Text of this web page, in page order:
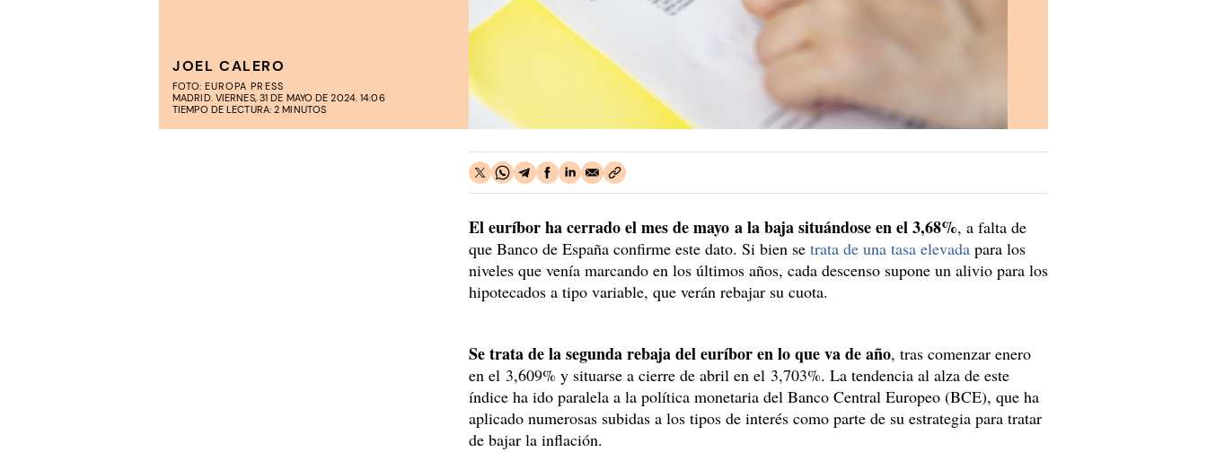
JOEL CALERO
FOTO: EUROPA PRESS
MADRID. VIERNES, 31 DE MAYO DE 2024. 14:06
TIEMPO DE LECTURA: 2 MINUTOS
El euríbor ha cerrado el mes de mayo a la baja situándose en el 3,68%, a falta de
que Banco de España confirme este dato. Si bien se trata de una tasa elevada para los
niveles que venía marcando en los últimos años, cada descenso supone un alivio para los
hipotecados a tipo variable, que verán rebajar su cuota.
Se trata de la segunda rebaja del euríbor en lo que va de año, tras comenzar enero
en el 3,609% y situarse a cierre de abril en el 3,703%. La tendencia al alza de este
índice ha ido paralela a la política monetaria del Banco Central Europeo (BCE), que ha
aplicado numerosas subidas a los tipos de interés como parte de su estrategia para tratar
de bajar la inflación.